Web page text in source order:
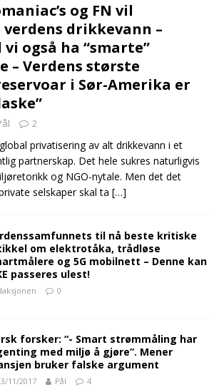
og FN vil
drikkevann –
også ha “smarte”
– Verdens største
i Sør-Amerika er
2
privatisering av alt drikkevann i et
partnerskap. Det hele sukres naturligvis
og NGO-nytale. Men det det
selskaper skal ta […]
til nå beste kritiske
om elektrotåka, trådløse
og 5G mobilnett – Denne kan
passeres ulest!
0
forsker: “- Smart strømmåling har
med miljø å gjøre”. Mener
bruker falske argument
11/2017 Pål 4